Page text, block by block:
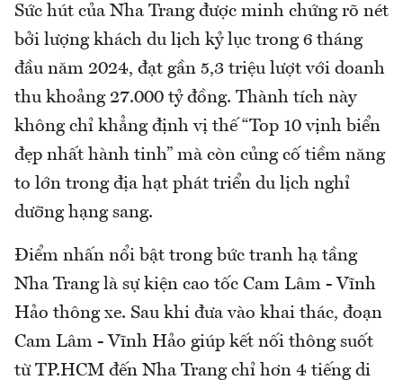
Sức hút của Nha Trang được minh chứng rõ nét
bởi lượng khách du lịch kỷ lục trong 6 tháng
đầu năm 2024, đạt gần 5,3 triệu lượt với doanh
thu khoảng 27.000 tỷ đồng. Thành tích này
không chỉ khẳng định vị thế “Top 10 vịnh biển
đẹp nhất hành tinh” mà còn củng cố tiềm năng
to lớn trong địa hạt phát triển du lịch nghỉ
dưỡng hạng sang.
Điểm nhấn nổi bật trong bức tranh hạ tầng
Nha Trang là sự kiện cao tốc Cam Lâm - Vĩnh
Hảo thông xe. Sau khi đưa vào khai thác, đoạn
Cam Lâm - Vĩnh Hảo giúp kết nối thông suốt
từ TP.HCM đến Nha Trang chỉ hơn 4 tiếng di